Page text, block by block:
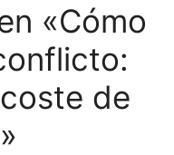
«Cómo
de